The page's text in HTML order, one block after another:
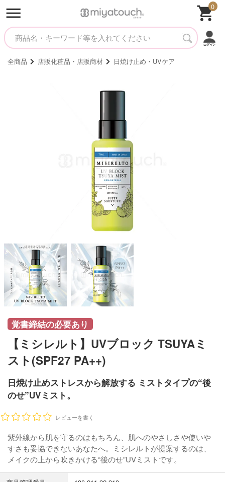
0
全商品 店販化粧品・店販商材 日焼け止め・UVケア
覚書締結の必要あり
【ミシレルト】UVブロック TSUYAミ
スト(SPF27 PA++)
日焼け止めストレスから解放する ミストタイプの“後
のせ”UVミスト。
レビューを書く
紫外線から肌を守るのはもちろん、肌へのやさしさや使いや
すさも妥協できないあなたへ。ミシレルトが提案するのは、
メイクの上から吹きかける“後のせ”UVミストです。